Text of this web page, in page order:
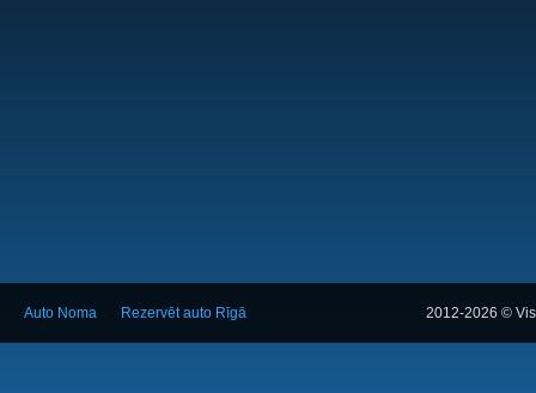
Auto Noma Rezervēt auto Rīgā 2012-2026 ©